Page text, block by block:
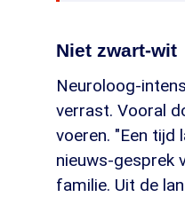
Niet zwart-wit
Neuroloog-
verrast. Vooral
voeren. "Een tijd
nieuws-gesprek
familie. Uit de